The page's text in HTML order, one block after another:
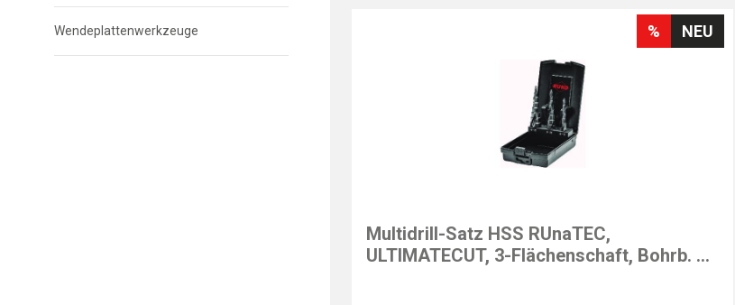
Wendeplattenwerkzeuge NEU
%
Multidrill-Satz HSS RUnaTEC,
ULTIMATECUT, 3-Flächenschaft, Bohrb. Ø